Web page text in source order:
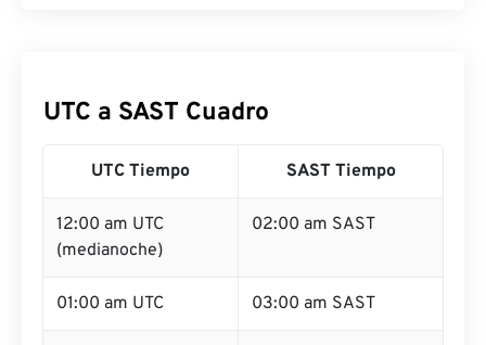
UTC a SAST Cuadro
UTC Tiempo SAST Tiempo
12:00 am UTC
(medianoche)
02:00 am SAST
01:00 am UTC 03:00 am SAST